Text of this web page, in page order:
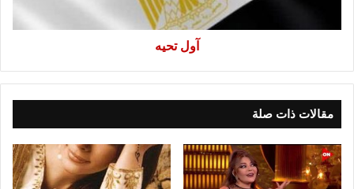
آول تحيه
مقالات ذات صلة